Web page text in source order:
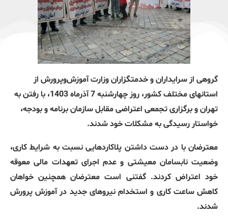
گروهی از سرایداران و خدمتگزاران وزارت آموزش‌وپرورش از
استانهای مختلف کشور، روز چهارشنبه 7 آذرماه 1403، با رفتن به
تهران و برگزاری تجمعی اعتراضی مقابل سازمان برنامه و بودجه،
خواستار رسیدگی به مشکلات خود شدند.
معترضان با در دست داشتن پلاکاردهایی نسبت به شرایط کاری،
وضعیت نابسامان معیشتی و عدم اجرای تعهدات مالی معوقه
خود اعتراض کردند. گفتنی است معترضان همچنین خواهان
کاهش ساعت کاری و استخدام نیروهای جدید در آموزش پرورش
شدند.